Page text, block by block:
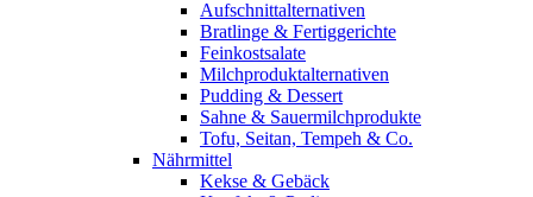
Aufschnittalternativen
Bratlinge & Fertiggerichte
Feinkostsalate
Milchproduktalternativen
Pudding & Dessert
Sahne & Sauermilchprodukte
Tofu, Seitan, Tempeh & Co.
Nährmittel
Kekse & Gebäck